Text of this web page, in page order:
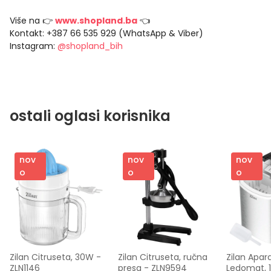
Više na 👉 www.shopland.ba 👈
Kontakt: +387 66 535 929 (WhatsApp & Viber)
Instagram: @shopland_bih
ostali oglasi korisnika
nov
o
Zilan Citruseta, 30W -
ZLN1146
nov
o
Zilan Citruseta, ručna
presa - ZLN9594
nov
o
Zilan
Ledomat,